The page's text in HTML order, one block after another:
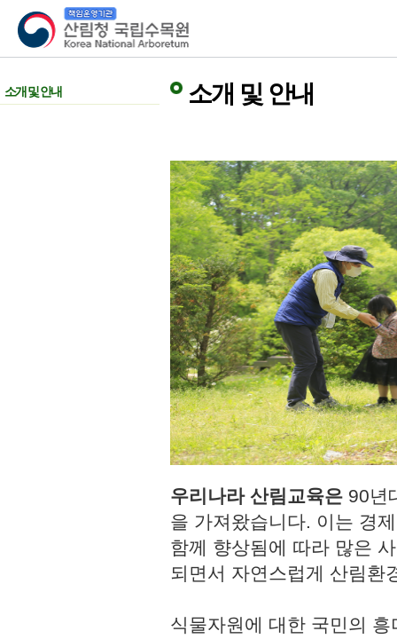
산림청 국립수목원
소개 및 안내 소개 및 안내
우리나라 산림교육은 90년
을 가져왔습니다. 이는 경
함께 향상됨에 따라 많은
되면서 자연스럽게 산림환
식물자원에 대한 국민의